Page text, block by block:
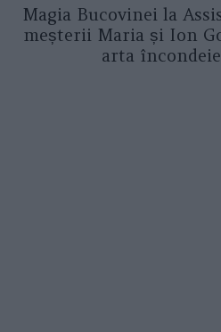
Magia Bucovinei la
meșterii Maria și Ion
arta